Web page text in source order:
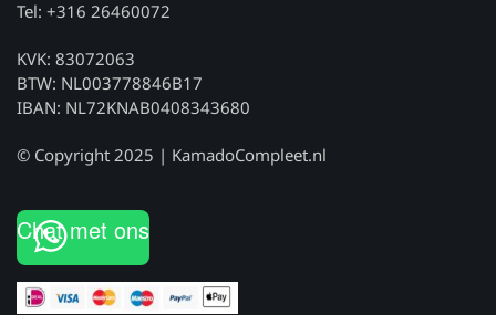
Tel: +316 26460072
KVK: 83072063
BTW: NL003778846B17
IBAN: NL72KNAB0408343680
© Copyright 2025 | KamadoCompleet.nl
Chat met ons